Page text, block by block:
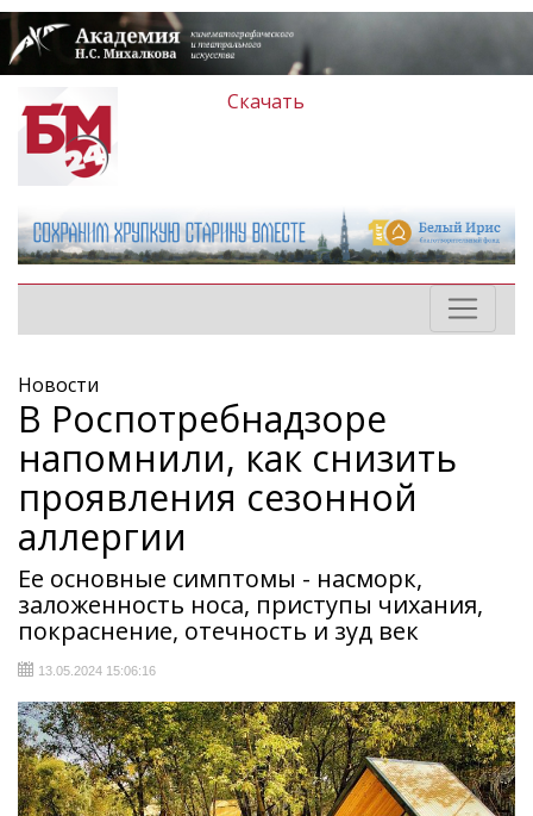
Скачать
Новости
В Роспотребнадзоре
напомнили, как снизить
проявления сезонной
аллергии
Ее основные симптомы - насморк,
заложенность носа, приступы чихания,
покраснение, отечность и зуд век
13.05.2024 15:06:16